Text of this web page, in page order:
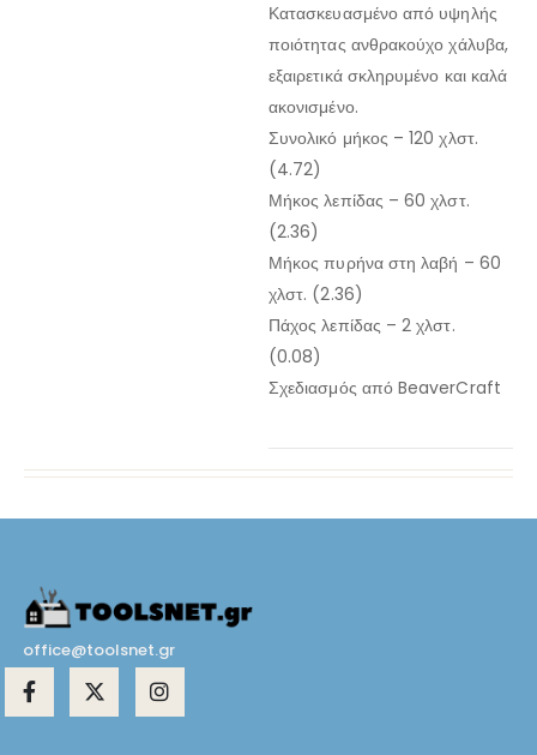
Κατασκευασμένο από υψηλής
ποιότητας ανθρακούχο χάλυβα,
εξαιρετικά σκληρυμένο και καλά
ακονισμένο.
Συνολικό μήκος – 120 χλστ.
(4.72)
Μήκος λεπίδας – 60 χλστ.
(2.36)
Μήκος πυρήνα στη λαβή – 60
χλστ. (2.36)
Πάχος λεπίδας – 2 χλστ.
(0.08)
Σχεδιασμός από BeaverCraft
office@toolsnet.gr